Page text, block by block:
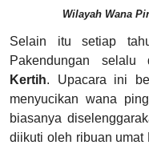
Wilayah Wana
Selain itu setiap
Pakendungan selalu
Kertih. Upacara ini
menyucikan wana
biasanya
diikuti oleh ribuan